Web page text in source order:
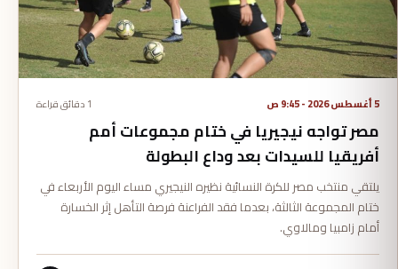
5 أغسطس 2026 - 9:45 ص 1 دقائق قراءة
مصر تواجه نيجيريا في ختام مجموعات أمم
أفريقيا للسيدات بعد وداع البطولة
يلتقي منتخب مصر للكرة النسائية نظيره النيجيري مساء اليوم الأربعاء في
ختام المجموعة الثالثة، بعدما فقد الفراعنة فرصة التأهل إثر الخسارة
أمام زامبيا ومالاوي.